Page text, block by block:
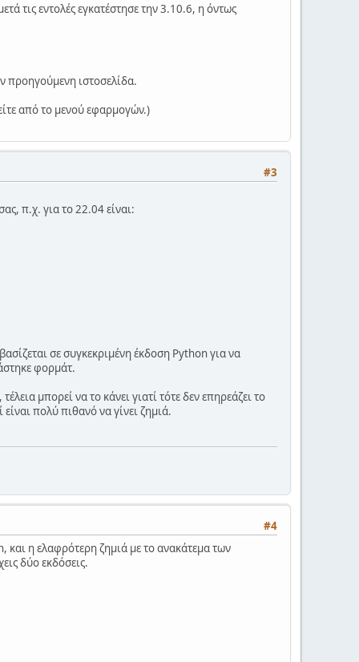
τις εντολές εγκατέστησε την 3.10.6, η όντως
προηγούμενη ιστοσελίδα.
από το μενού εφαρμογών.)
#3
π.χ. για το 22.04 είναι:
σε συγκεκριμένη έκδοση Python για να
φορμάτ.
μπορεί να το κάνει γιατί τότε δεν επηρεάζει το
πολύ πιθανό να γίνει ζημιά.
#4
και η ελαφρότερη ζημιά με το ανακάτεμα των
δύο εκδόσεις.